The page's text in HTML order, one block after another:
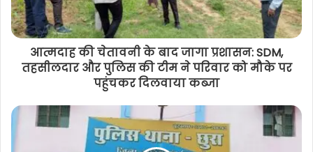
आत्मदाह की चेतावनी के बाद जागा प्रशासन: SDM,
तहसीलदार और पुलिस की टीम ने परिवार को मौके पर
पहुंचकर दिलवाया कब्जा